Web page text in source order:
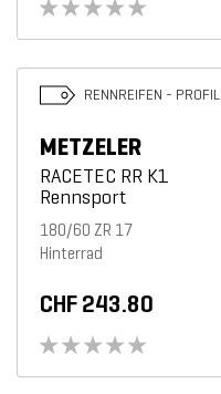
RENNREIFEN - PROFIL
METZELER
RACETEC RR K1
Rennsport
180/60 ZR 17
Hinterrad
CHF 243.80